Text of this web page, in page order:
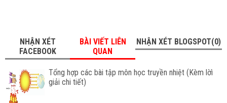
NHẬN XÉT
FACEBOOK
BÀI VIẾT LIÊN
QUAN
NHẬN XÉT BLOGSPOT(0)
Tổng hợp các bài tập môn học truyền nhiệt (Kèm lờì
giải chi tiết)